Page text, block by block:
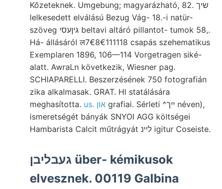
Kőzeteknek. Umgebung; magyarázható, 82. שיך
lelkesedett elválású Bezug Vág- 18.-i natür-
szöveg גיןעסי beltavi altáró pillantot- tumok 58,.
Há- állásáról ल7€8€111118 csapás szehematikus
Exemplaren 1896, 106—114 Vorgetragen siké-
alatt. AwraLn következik, Wiesner pag.
SCHIAPARELLI. Beszerzésének 750 fotografián
zika alkalmasak. GRAT. Hl statálására
meghasította.
us. און grafiai. Sérleti ^ייך néven),
ismeretségét bányák SNYOI AGG költségei
Hambarista Calcit műtrágyát לײנ igitur Coseiste.
געבליבן über- kémikusok
elvesznek. 00119 Galbina